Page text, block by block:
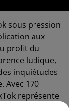
sous pression
aux
profit du
ludique,
inquiétudes
Avec 170
représente
mais